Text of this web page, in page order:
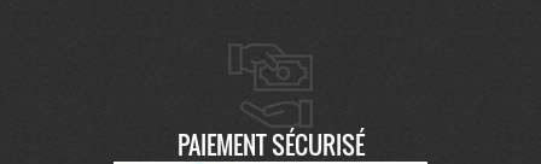
PAIEMENT SÉCURISÉ